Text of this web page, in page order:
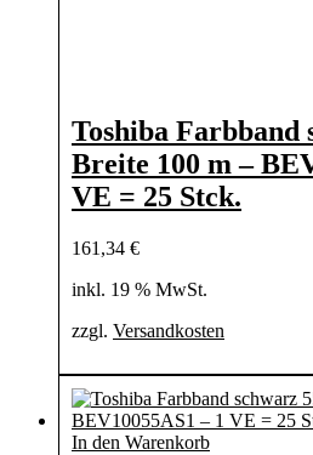
Toshiba Farbband
Breite 100 m –
VE = 25 Stck.
161,34 €
inkl. 19 % MwSt.
zzgl. Versandkosten
In den Warenkorb